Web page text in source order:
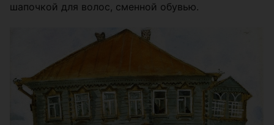
шапочкой для волос, сменной обувью.